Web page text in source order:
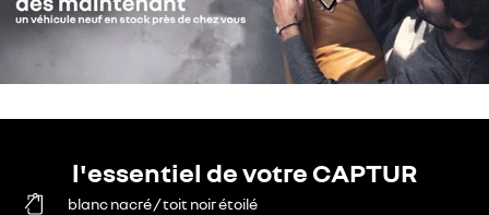
l'essentiel de votre CAPTUR
blanc nacré / toit noir étoilé